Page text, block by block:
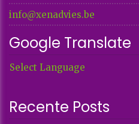
info@xenadvies.be
Google Translate
Select Language
Recente Posts